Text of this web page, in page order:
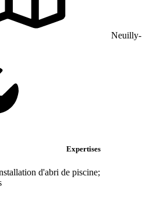
Neuilly-
Expertises
d'abri de piscine;